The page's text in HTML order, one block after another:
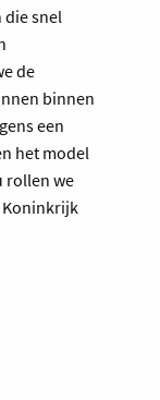
die snel
de
binnen
een
het model
rollen we
Koninkrijk